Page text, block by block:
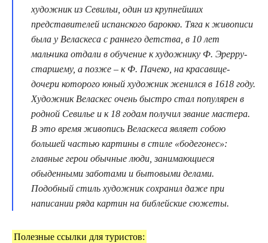
художник из Севильи, один из крупнейших
представителей испанского барокко. Тяга к живописи
была у Веласкеса с раннего детства, в 10 лет
мальчика отдали в обучение к художнику Ф. Эрерру-
старшему, а позже – к Ф. Пачеко, на красавице-
дочери которого юный художник женился в 1618 году.
Художник Веласкес очень быстро стал популярен в
родной Севилье и к 18 годам получил звание мастера.
В это время живопись Веласкеса являет собою
большей частью картины в стиле «бодегонес»:
главные герои обычные люди, занимающиеся
обыденными заботами и бытовыми делами.
Подобный стиль художник сохранил даже при
написании ряда картин на библейские сюжеты.
Полезные ссылки для туристов: